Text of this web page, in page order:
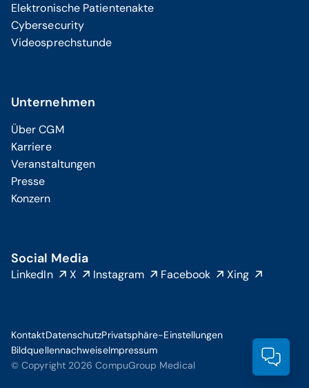
Elektronische Patientenakte
Cybersecurity
Videosprechstunde
Unternehmen
Über CGM
Karriere
Veranstaltungen
Presse
Konzern
Social Media
LinkedIn X Instagram Facebook Xing
© Copyright 2026 CompuGroup Medical
KontaktDatenschutzPrivatsphäre-Einstellungen
BildquellennachweiseImpressum